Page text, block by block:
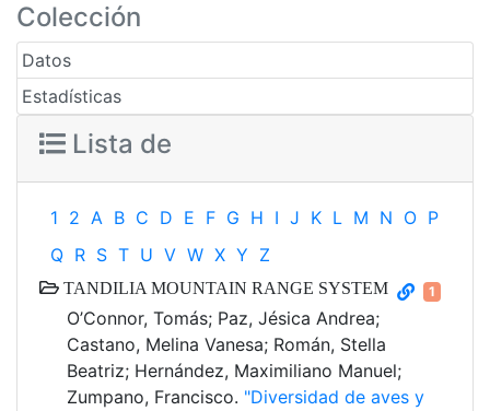
Colección
Datos
Estadísticas
Lista de
1 2 A B C D E F G H I J K L M N O P
Q R S T U V W X Y Z
TANDILIA MOUNTAIN RANGE SYSTEM 1
O’Connor, Tomás; Paz, Jésica Andrea;
Castano, Melina Vanesa; Román, Stella
Beatriz; Hernández, Maximiliano Manuel;
Zumpano, Francisco. "Diversidad de aves y